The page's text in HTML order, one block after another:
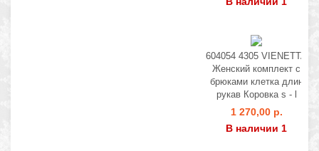
604054 4305 VIENETTA
Женский комплект с
брюками клетка длин
рукав Коровка s - l
1 270,00 р.
В наличии 1